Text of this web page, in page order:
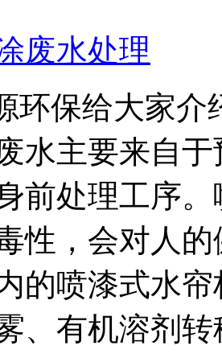
废水处理
环保给大家介
水主要来自
前处理工序
性，会对人
的喷漆式水
、有机溶剂